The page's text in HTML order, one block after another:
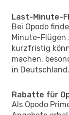
Last-Minute-
Bei Opodo
Minute-Flügen
kurzfristig
machen,
in Deutschland.
Rabatte für
Als Opodo